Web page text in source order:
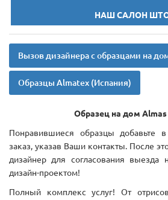
НАШ САЛОН
Вызов дизайнера с образцами на
Образцы Almatex (Испания)
Образец на дом
Понравившиеся образцы добавьте
заказ, указав Ваши контакты. После
дизайнер для согласования
дизайн-проектом!
Полный комплекс услуг! От